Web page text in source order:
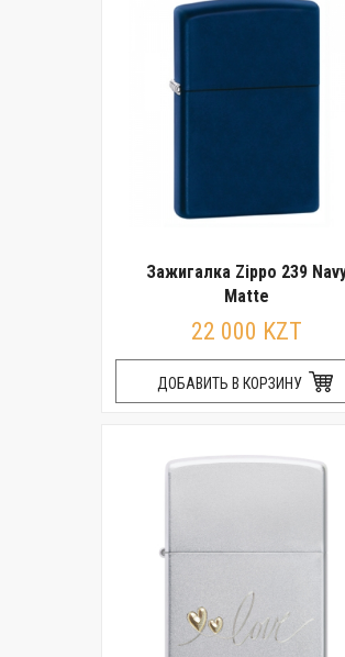
Зажигалка Zippo 239
Matte
22 000 KZT
ДОБАВИТЬ В КОРЗИНУ